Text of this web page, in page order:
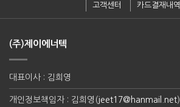
고객센터
카드결재내역
(주)제이에너텍
대표이사 : 김희영
개인정보책임자 : 김희영(jeet17@hanmail.net)